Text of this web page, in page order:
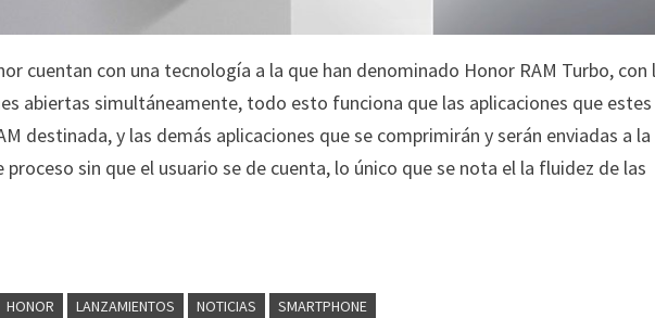
cuentan con una tecnología a la que han denominado Honor RAM Turbo, con
abiertas simultáneamente, todo esto funciona que las aplicaciones que estes
destinada, y las demás aplicaciones que se comprimirán y serán enviadas a la
sin que el usuario se de cuenta, lo único que se nota el la fluidez de las
HONOR LANZAMIENTOS NOTICIAS SMARTPHONE